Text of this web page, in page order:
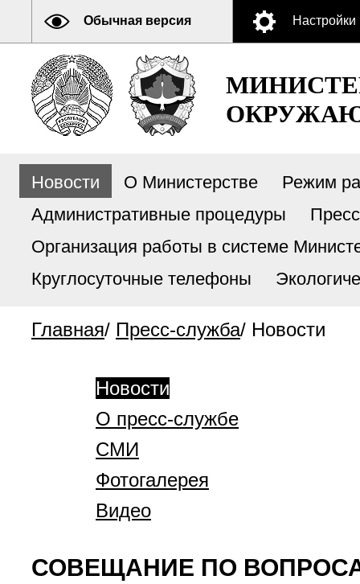
Обычная версия Настройки
Новости О Министерстве
Режим
Административные процедуры
Организация работы в системе
Круглосуточные телефоны
Главная/ Пресс-служба/ Новости
Новости
О пресс-службе
СМИ
Фотогалерея
Видео
СОВЕЩАНИЕ ПО